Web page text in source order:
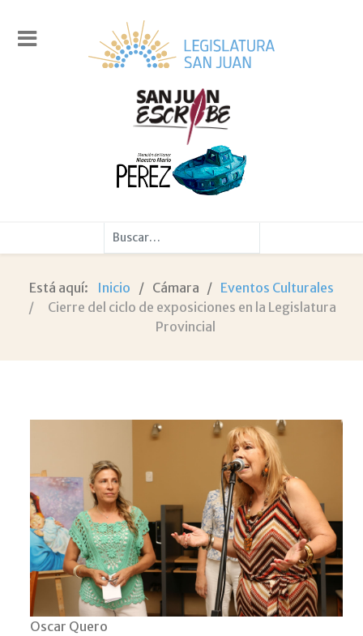
Buscar
Está aquí: Inicio Cámara
Eventos Culturales
Cierre del ciclo de exposiciones en la Legislatura
Provincial
Oscar Quero